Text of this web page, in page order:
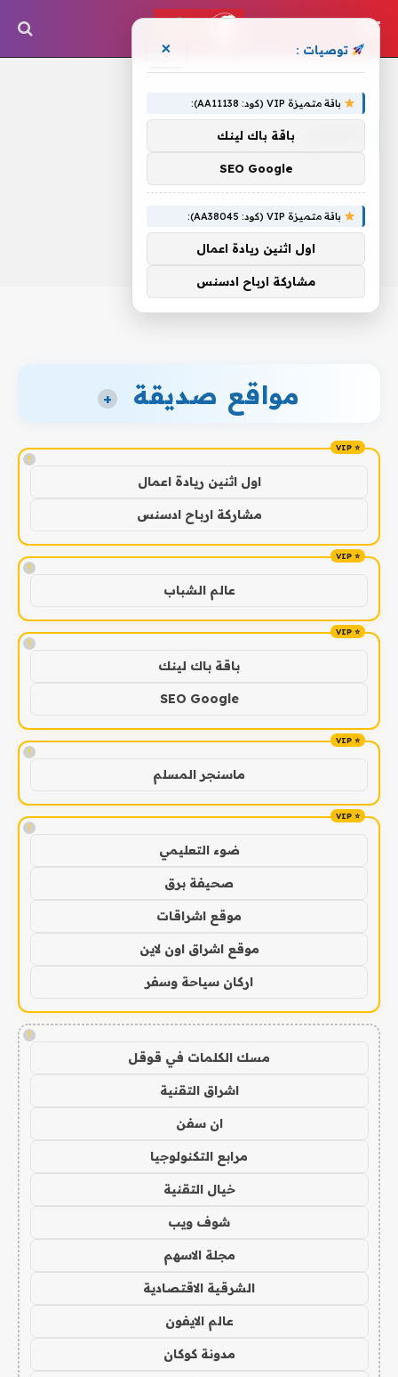
مواقع صديقة +
!
اول اثنين ريادة اعمال
مشاركة ارباح ادسنس
!
عالم الشباب
!
باقة باك لينك
SEO Google
!
ماسنجر المسلم
!
ضوء التعليمي
صحيفة برق
موقع اشراقات
موقع اشراق اون لاين
اركان سياحة وسفر
!
مسك الكلمات في قوقل
اشراق التقنية
ان سفن
مرابع التكنولوجيا
خيال التقنية
شوف ويب
مجلة الاسهم
الشرقية الاقتصادية
عالم الايفون
مدونة كوكان
توصيات : ×
باقة متميزة VIP (كود: AA11138):
باقة باك لينك
SEO Google
باقة متميزة VIP (كود: AA38045):
اول اثنين ريادة اعمال
مشاركة ارباح ادسنس